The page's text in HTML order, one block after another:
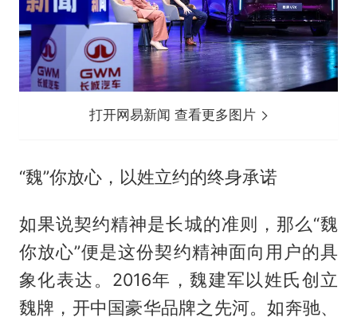
打开网易新闻 查看更多图片
“魏”你放心，以姓立约的终身承诺
如果说契约精神是长城的准则，那么“魏
你放心”便是这份契约精神面向用户的具
象化表达。2016年，魏建军以姓氏创立
魏牌，开中国豪华品牌之先河。如奔驰、